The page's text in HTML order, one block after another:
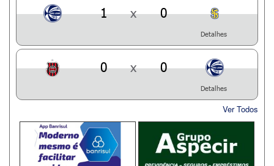
1 x 0
Detalhes
0 x 0
Detalhes
Ver Todos